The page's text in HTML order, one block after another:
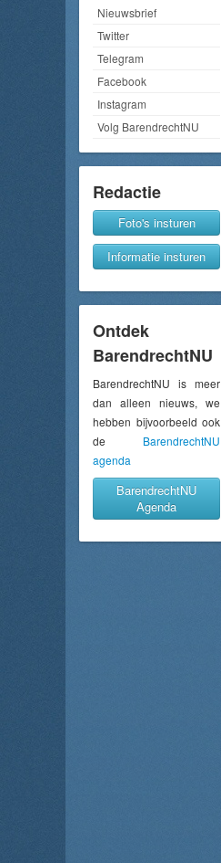
Nieuwsbrief
Twitter
Telegram
Facebook
Instagram
Volg BarendrechtNU
Redactie
Foto's insturen
Informatie insturen
Ontdek
BarendrechtNU
BarendrechtNU is meer
dan alleen nieuws, we
hebben bijvoorbeeld ook
de BarendrechtNU
agenda
BarendrechtNU
Agenda